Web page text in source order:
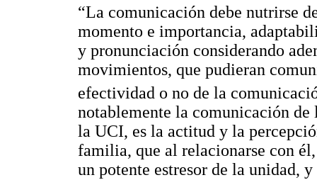
“La comunicación debe nutrirse
momento e importancia,
y pronunciación considerando
movimientos, que pudieran
efectividad o no de la
notablemente la comunicación
la UCI, es la actitud y la
familia, que al relacionarse con
un potente estresor de la unidad,